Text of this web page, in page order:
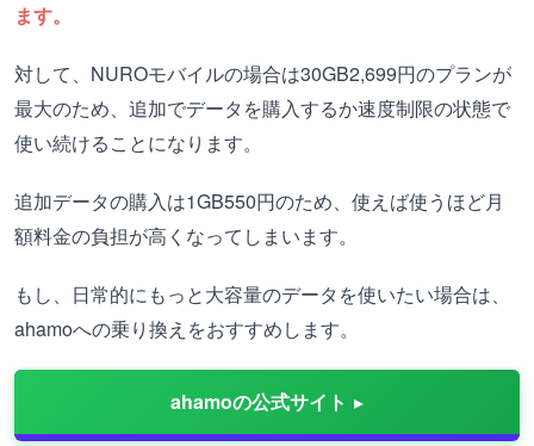
ます。
対して、NUROモバイルの場合は30GB2,699円のプランが
最大のため、追加でデータを購入するか速度制限の状態で
使い続けることになります。
追加データの購入は1GB550円のため、使えば使うほど月
額料金の負担が高くなってしまいます。
もし、日常的にもっと大容量のデータを使いたい場合は、
ahamoへの乗り換えをおすすめします。
ahamoの公式サイト